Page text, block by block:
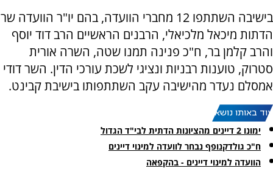
בישיבה השתתפו 12 מחברי הוועדה, בהם יו"ר הוועדה שר
הדתות מיכאל מלכיאלי, הרבנים הראשיים הרב דוד יוסף
והרב קלמן בר, ח"כ פנינה תמנו שטה, השרה אורית
סטרוק, טוענות רבניות ונציגי לשכת עורכי הדין. השר דודי
אמסלם נעדר מהישיבה עקב השתתפותו בישיבת קבינט.
עוד באותו נושא:
ימונו 2 דיינים מהציונות הדתית לבי"ד הגדול
ח"כ גולדקנופף נבחר לוועדה למינוי דיינים
הוועדה למינוי דיינים - בהקפאה